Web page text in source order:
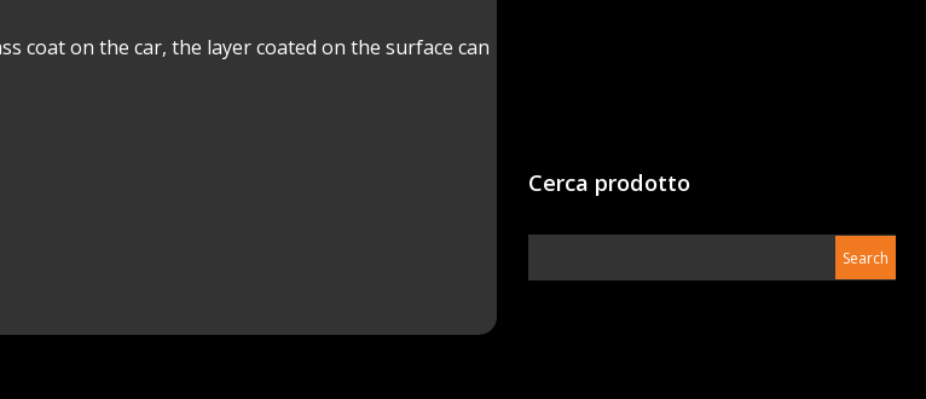
coat on the car, the layer coated on the surface can
Cerca prodotto